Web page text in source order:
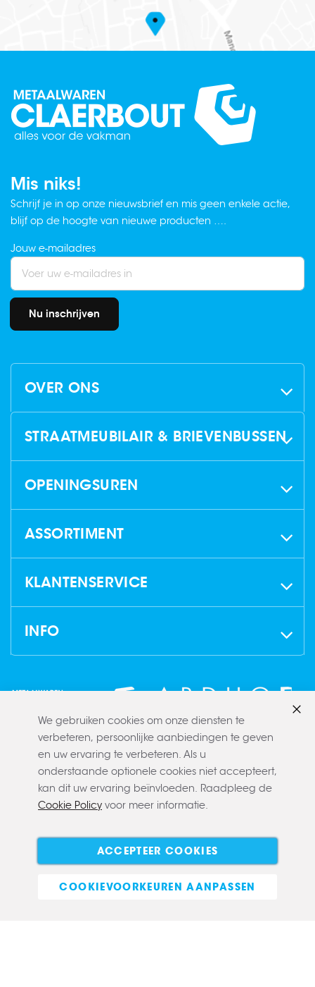
Mis niks!
Schrijf je in op onze nieuwsbrief en mis geen enkele actie,
blijf op de hoogte van nieuwe producten ….
Jouw e-mailadres
Nu inschrijven
OVER ONS
STRAATMEUBILAIR & BRIEVENBUSSEN
OPENINGSUREN
ASSORTIMENT
KLANTENSERVICE
INFO
Algemene voorwaarden
Privacy policy
E-commerce
We gebruiken cookies om onze diensten te
verbeteren, persoonlijke aanbiedingen te geven
en uw ervaring te verbeteren. Als u
onderstaande optionele cookies niet accepteert,
kan dit uw ervaring beïnvloeden. Raadpleeg de
Cookie Policy voor meer informatie.
ACCEPTEER COOKIES
COOKIEVOORKEUREN AANPASSEN